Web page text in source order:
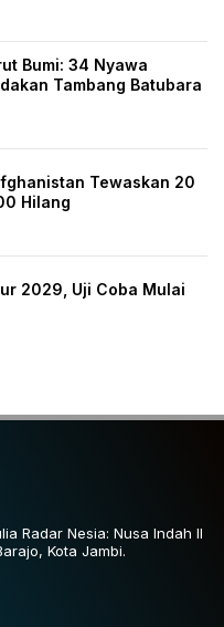
Bumi: 34 Nyawa
Tambang Batubara
Tewaskan 20
Hilang
2029, Uji Coba Mulai
Radar Nesia: Nusa Indah II
Kota Jambi.